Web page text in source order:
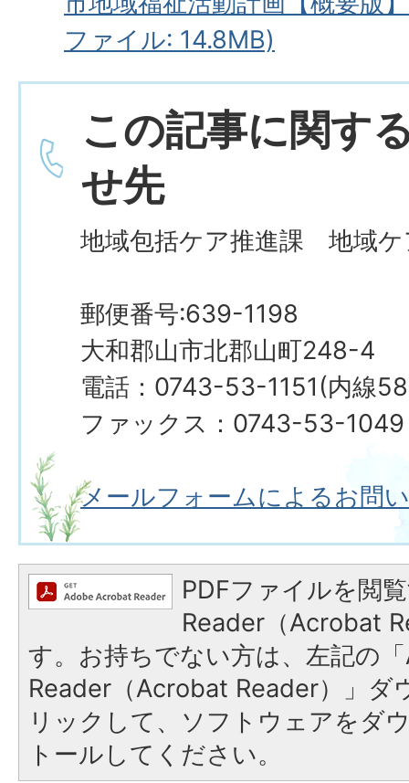
ファイル: 14.8MB)
この記事に関す
せ先
地域包括ケア推進課 地域ケ
郵便番号:639-1198
大和郡山市北郡山町248-4
電話：0743-53-1151(内線
ファックス：0743-53-1049
メールフォームによるお問
PDFファイルを閲
Reader（Acrobat
す。お持ちでない方は、左記の
Reader（Acrobat Reader）」ダ
リックして、ソフトウェアをダ
トールしてください。